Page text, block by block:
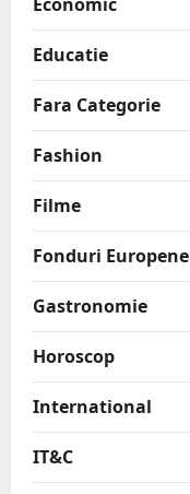
Educatie
Fara Categorie
Fashion
Filme
Fonduri Europene
Gastronomie
Horoscop
International
IT&C